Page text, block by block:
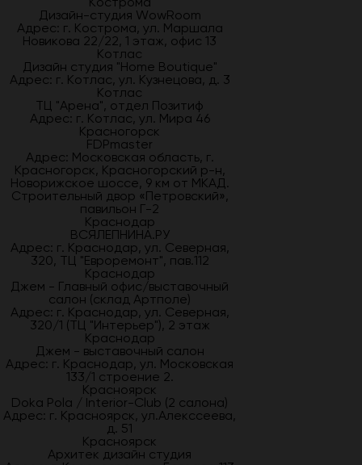
Дизайн-студия WowRoom
Адрес: г. Кострома, ул. Маршала
Новикова 22/22, 1 этаж, офис 13
Котлас
Дизайн студия "Home Boutique"
Адрес: г. Котлас, ул. Кузнецова, д. 3
Котлас
ТЦ "Арена", отдел Позитиф
Адрес: г. Котлас, ул. Мира 46
Красногорск
FDPmaster
Адрес: Московская область, г.
Красногорск, Красногорский р-н,
Новорижское шоссе, 9 км от МКАД.
Строительный двор «Петровский»,
павильон Г-2
Краснодар
ВСЯЛЕПНИНА.РУ
Адрес: г. Краснодар, ул. Северная,
320, ТЦ "Евроремонт", пав.112
Краснодар
Джем - Главный офис/выставочный
салон (склад Артполе)
Адрес: г. Краснодар, ул. Северная,
320/1 (ТЦ "Интерьер"), 2 этаж
Краснодар
Джем - выставочный салон
Адрес: г. Краснодар, ул. Московская
133/1 строение 2.
Красноярск
Doka Pola / Interior-Club (2 салона)
Адрес: г. Красноярск, ул.Алекссеева,
д. 51
Красноярск
Архитек дизайн студия